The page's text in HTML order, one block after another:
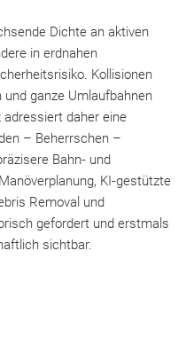
Dichte an aktiven
in erdnahen
Kollisionen
ganze Umlaufbahnen
daher eine
– Beherrschen –
Bahn‑ und
KI‑gestützte
Removal und
gefordert und erstmals
sichtbar.